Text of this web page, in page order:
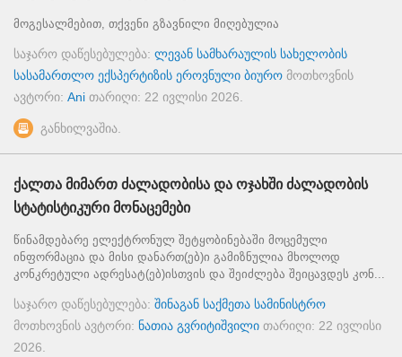
მოგესალმებით, თქვენი გზავნილი მიღებულია
საჯარო დაწესებულება: ლევან სამხარაულის სახელობის
სასამართლო ექსპერტიზის ეროვნული ბიურო მოთხოვნის
ავტორი: Ani თარიღი: 22 ივლისი 2026
განხილვაშია.
ქალთა მიმართ ძალადობისა და ოჯახში ძალადობის
სტატისტიკური მონაცემები
წინამდებარე ელექტრონულ შეტყობინებაში მოცემული
ინფორმაცია და მისი დანართ(ებ)ი გამიზნულია მხოლოდ
კონკრეტული ადრესატ(ებ)ისთვის და შეიძლება შეიცავდეს კონ...
საჯარო დაწესებულება: შინაგან საქმეთა სამინისტრო
მოთხოვნის ავტორი: ნათია გვრიტიშვილი თარიღი: 22 ივლისი
2026